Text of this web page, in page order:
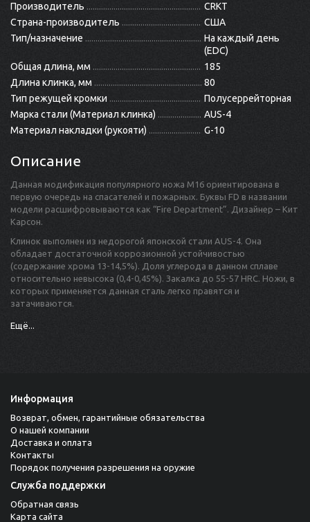
Производитель
CRKT
Страна-производитель
США
Тип/назначение
На каждый день
(EDC)
Общая длина, мм
185
Длина клинка, мм
80
Тип режущей кромки
Полусеррейторная
Марка стали (Материал клинка)
AUS-4
Материал накладки (рукояти)
G-10
Описание
Данная модификация популярного ножа M16 ориентирована в
первую очередь на спасателей и пожарных. Буквы FD в названии
модели расшифровываются как “Fire Department”. Дизайнер – Кит
Карсон.
Клинок выполнен из недорогой японской стали AUS-4. Она
обладает достаточной коррозионной устойчивостью
(содержание хрома 13-14,5%). Доля углерода в данном сплаве
относительно невысока (0,4-0,45%). Закалка до 55-57 HRC. Ножи, в
которых применяется данная сталь легко правятся и
затачиваются.
Форма клинка – Amertanto. От классического Tanto она отличается
защищающее от коррозии. Толщина обуха – 3 мм.
Раскрытие ножа происходит при помощи флиппера. Замок – liner-
lock, имеющий фирменную дополнительную блокировку для
безопасности (LAWKS Knife Safety System), которая отключается
при помощи небольшого рычажка. Плашки и лайнер выполнены из
стали 2CR13.
Шпеньки с обеих сторон клинка предназначены не для его
извлечения, а для придания ножу дополнительной жёсткости в
раскрытом состоянии, для чего они упираются в рукоять.
Ещё...
Информация
Возврат, обмен, гарантийные обязательства
О нашей компании
Доставка и оплата
Контакты
Порядок получения разрешения на оружие
Служба поддержки
Обратная связь
Карта сайта